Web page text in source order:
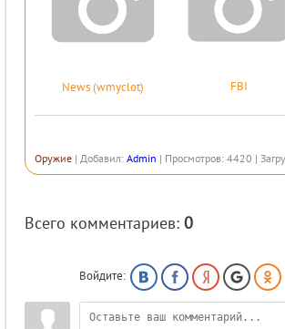
News (wmyclot) FBI
Оружие | Добавил: Admin | Просмотров: 4420 |
Всего комментариев: 0
Войдите: